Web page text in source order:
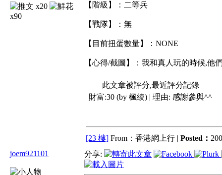
x20
x90
【階級】：二等兵
【戰隊】：無
【目前扭蛋數量】：NONE
【心得/截圖】：我和真人玩的時候,
此文章被評分,最近評分記錄
財富:30 (by 楓綾) | 理由: 感謝參與^^
[23 樓] From：香港網上行 | Posted：
joem921101
分享: